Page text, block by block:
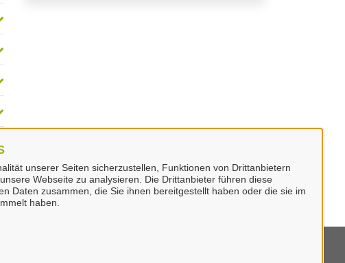
unserer Seiten sicherzustellen, Funktionen von Drittanbietern
Webseite zu analysieren. Die Drittanbieter führen diese
Daten zusammen, die Sie ihnen bereitgestellt haben oder die sie im
haben.